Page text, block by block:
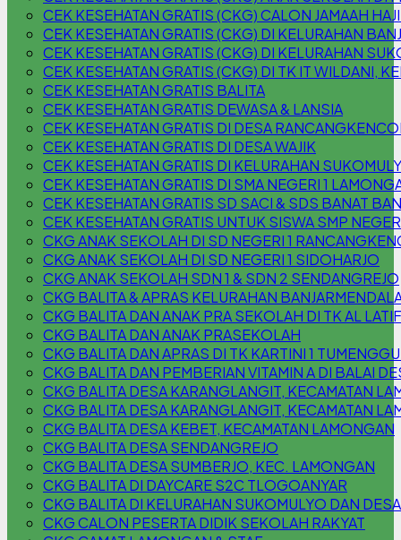
CEK KESEHATAN GRATIS (CKG) CALON JAMAAH
CEK KESEHATAN GRATIS (CKG) DI KELURAHAN
CEK KESEHATAN GRATIS (CKG) DI KELURAHAN
CEK KESEHATAN GRATIS (CKG) DI TK IT WILDANI,
CEK KESEHATAN GRATIS BALITA
CEK KESEHATAN GRATIS DEWASA & LANSIA
CEK KESEHATAN GRATIS DI DESA
CEK KESEHATAN GRATIS DI DESA WAJIK
CEK KESEHATAN GRATIS DI KELURAHAN
CEK KESEHATAN GRATIS DI SMA NEGERI 1
CEK KESEHATAN GRATIS SD SACI & SDS BANAT
CEK KESEHATAN GRATIS UNTUK SISWA SMP
CKG ANAK SEKOLAH DI SD NEGERI 1
CKG ANAK SEKOLAH DI SD NEGERI 1 SIDOHARJO
CKG ANAK SEKOLAH SDN 1 & SDN 2 SENDANGREJO
CKG BALITA & APRAS KELURAHAN
CKG BALITA DAN ANAK PRA SEKOLAH DI TK AL
CKG BALITA DAN ANAK PRASEKOLAH
CKG BALITA DAN APRAS DI TK KARTINI 1
CKG BALITA DAN PEMBERIAN VITAMIN A DI BALAI
CKG BALITA DESA KARANGLANGIT, KECAMATAN
CKG BALITA DESA KARANGLANGIT, KECAMATAN
CKG BALITA DESA KEBET, KECAMATAN LAMONGAN
CKG BALITA DESA SENDANGREJO
CKG BALITA DESA SUMBERJO, KEC. LAMONGAN
CKG BALITA DI DAYCARE S2C TLOGOANYAR
CKG BALITA DI KELURAHAN SUKOMULYO DAN
CKG CALON PESERTA DIDIK SEKOLAH RAKYAT